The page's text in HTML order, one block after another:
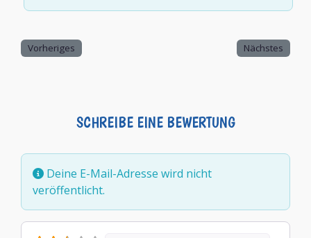
Vorheriges Nächstes
SCHREIBE EINE BEWERTUNG
Deine E-Mail-Adresse wird nicht
veröffentlicht.